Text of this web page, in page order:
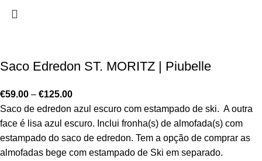
Saco Edredon ST. MORITZ | Piubelle
€59.00 – €125.00
Saco de edredon azul escuro com estampado de ski. A outra
face é lisa azul escuro. Inclui fronha(s) de almofada(s) com
estampado do saco de edredon. Tem a opção de comprar as
almofadas bege com estampado de Ski em separado.